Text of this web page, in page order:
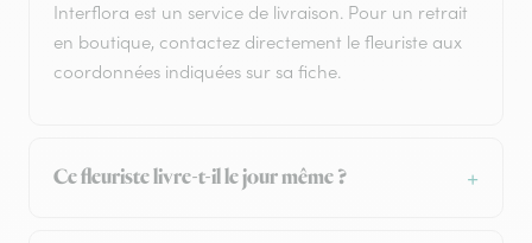
Interflora est un service de livraison. Pour un retrait
en boutique, contactez directement le fleuriste aux
coordonnées indiquées sur sa fiche.
Ce fleuriste livre-t-il le jour même ?